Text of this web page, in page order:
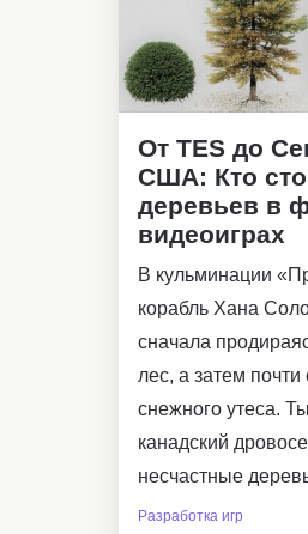
От TES до
США: Кто
деревьев в
видеоиграх
В кульминации
корабль Хана
сначала
лес, а затем
снежного утеса.
канадский
несчастные
Разработка игр